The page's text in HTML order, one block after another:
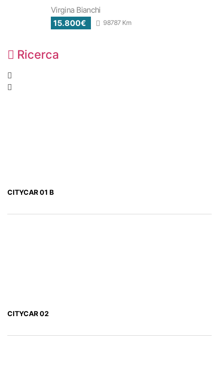
Virgina Bianchi
15.800€
98787 Km
Ricerca
CITYCAR 01 B
CITYCAR 02